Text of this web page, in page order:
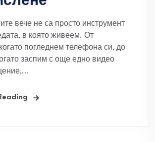
вече не са просто инструмент
в която живеем. От
погледнем телефона си, до
заспим с още едно видео